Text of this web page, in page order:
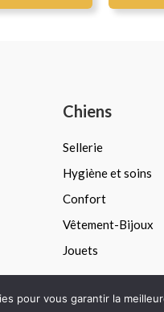
Chiens
Sellerie
Hygiène et soins
Confort
Vêtement-Bijoux
Jouets
pour vous garantir la